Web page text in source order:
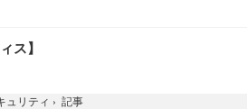
ス】
ュリティ › 記事